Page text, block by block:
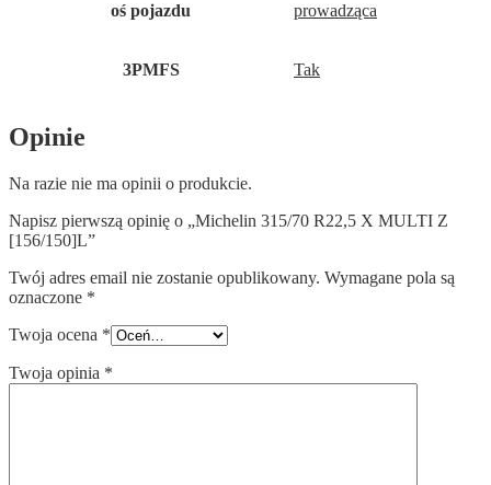
oś pojazdu prowadząca
3PMFS Tak
Opinie
Na razie nie ma opinii o produkcie.
Napisz pierwszą opinię o „Michelin 315/70 R22,5 X MULTI Z
[156/150]L”
Twój adres email nie zostanie opublikowany. Wymagane pola są
oznaczone *
Twoja ocena *
Twoja opinia *